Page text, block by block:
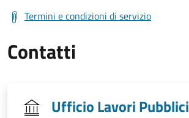
Termini e condizioni di servizio
Contatti
Ufficio Lavori Pubblici